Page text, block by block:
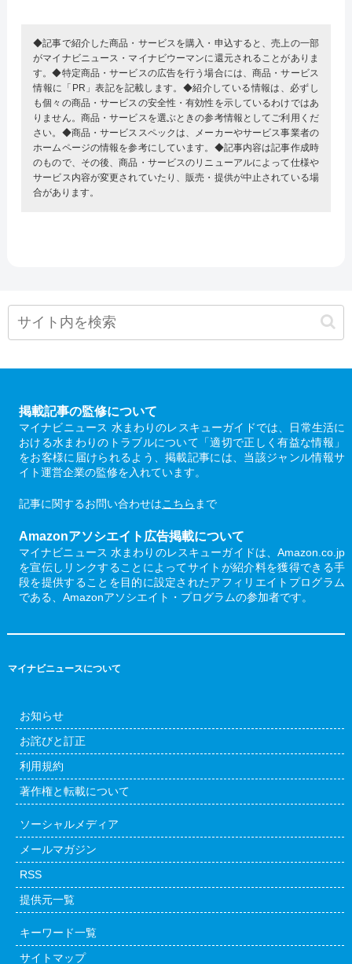
◆記事で紹介した商品・サービスを購入・申込すると、売上の一部
がマイナビニュース・マイナビウーマンに還元されることがありま
す。◆特定商品・サービスの広告を行う場合には、商品・サービス
情報に「PR」表記を記載します。◆紹介している情報は、必ずし
も個々の商品・サービスの安全性・有効性を示しているわけではあ
りません。商品・サービスを選ぶときの参考情報としてご利用くだ
さい。◆商品・サービススペックは、メーカーやサービス事業者の
ホームページの情報を参考にしています。◆記事内容は記事作成時
のもので、その後、商品・サービスのリニューアルによって仕様や
サービス内容が変更されていたり、販売・提供が中止されている場
合があります。
掲載記事の監修について
マイナビニュース 水まわりのレスキューガイドでは、日常生活に
おける水まわりのトラブルについて「適切で正しく有益な情報」
をお客様に届けられるよう、掲載記事には、当該ジャンル情報サ
イト運営企業の監修を入れています。
記事に関するお問い合わせはこちら まで
Amazonアソシエイト広告掲載について
マイナビニュース 水まわりのレスキューガイドは、Amazon.co.jp
を宣伝しリンクすることによってサイトが紹介料を獲得できる手
段を提供することを目的に設定されたアフィリエイトプログラム
である、Amazonアソシエイト・プログラムの参加者です。
マイナビニュースについて
お知らせ
お詫びと訂正
利用規約
著作権と転載について
ソーシャルメディア
メールマガジン
RSS
提供元一覧
キーワード一覧
サイトマップ